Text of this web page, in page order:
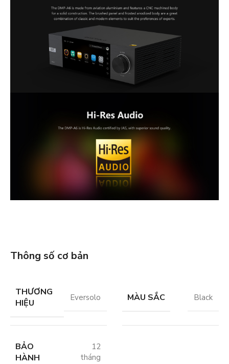
Thông số cơ bản
THƯƠNG
HIỆU
Eversolo MÀU SẮC Black
BẢO
HÀNH
12
tháng